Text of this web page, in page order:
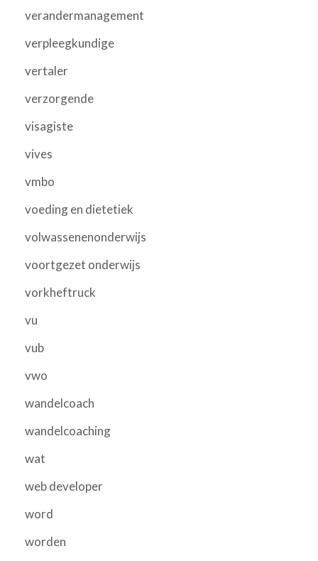
verandermanagement
verpleegkundige
vertaler
verzorgende
visagiste
vives
vmbo
voeding en dietetiek
volwassenenonderwijs
voortgezet onderwijs
vorkheftruck
vu
vub
vwo
wandelcoach
wandelcoaching
wat
web developer
word
worden